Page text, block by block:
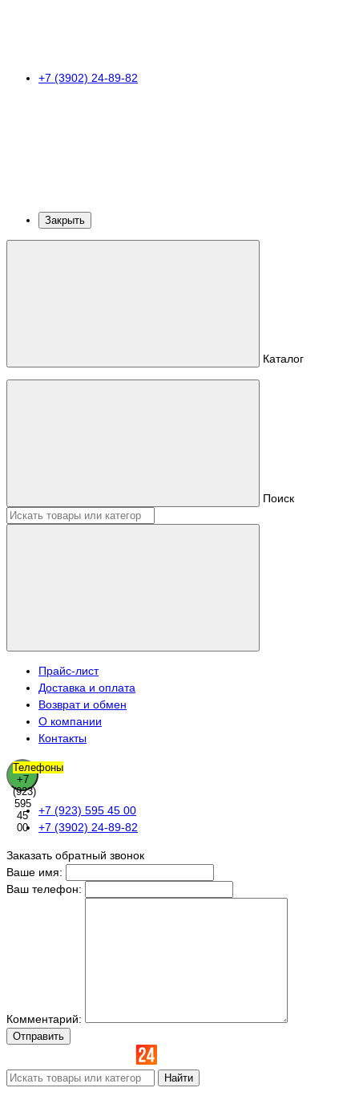
+7 (3902) 24-89-82
Закрыть
Каталог
Поиск
Прайс-лист
Доставка и оплата
Возврат и обмен
О компании
Контакты
Телефоны
+7
(923)
595
45
00
+7 (923) 595 45 00
+7 (3902) 24-89-82
Заказать обратный звонок
Ваше имя:
Ваш телефон:
Комментарий:
Отправить
Найти